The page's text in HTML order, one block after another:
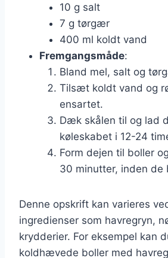
10 g salt
7 g tørgær
400 ml koldt vand
Fremgangsmåde:
Bland mel, salt og
Tilsæt koldt vand og
ensartet.
Dæk skålen til og lad
køleskabet i 12-24
Form dejen til boller
30 minutter, inden de
Denne opskrift kan varieres
ingredienser som havregryn,
krydderier. For eksempel kan
koldhævede boller med